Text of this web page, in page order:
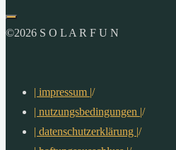
©2026 S O L A R F U N
| impressum |/
| nutzungsbedingungen |/
| datenschutzerklärung |/